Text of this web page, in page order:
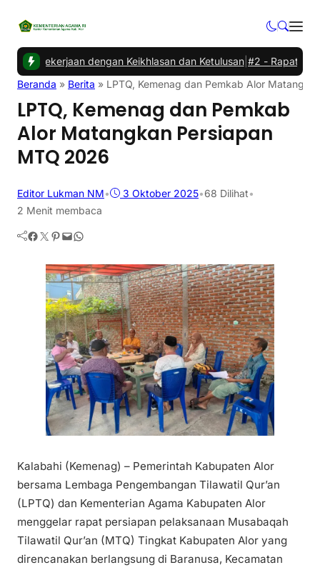
Pekerjaan dengan Keikhlasan dan Ketulusan|#2 -Rapat Evaluasi
Beranda » Berita » LPTQ, Kemenag dan Pemkab Alor
LPTQ, Kemenag dan Pemkab
Alor Matangkan Persiapan
MTQ 2026
Editor Lukman NM• 3 Oktober 2025•68 Dilihat•
2 Menit membaca
Facebook Twitter Pinterest Mail WhatsApp
Kalabahi (Kemenag) – Pemerintah Kabupaten Alor
bersama Lembaga Pengembangan Tilawatil Qur’an
(LPTQ) dan Kementerian Agama Kabupaten Alor
menggelar rapat persiapan pelaksanaan Musabaqah
Tilawatil Qur’an (MTQ) Tingkat Kabupaten Alor yang
direncanakan berlangsung di Baranusa, Kecamatan